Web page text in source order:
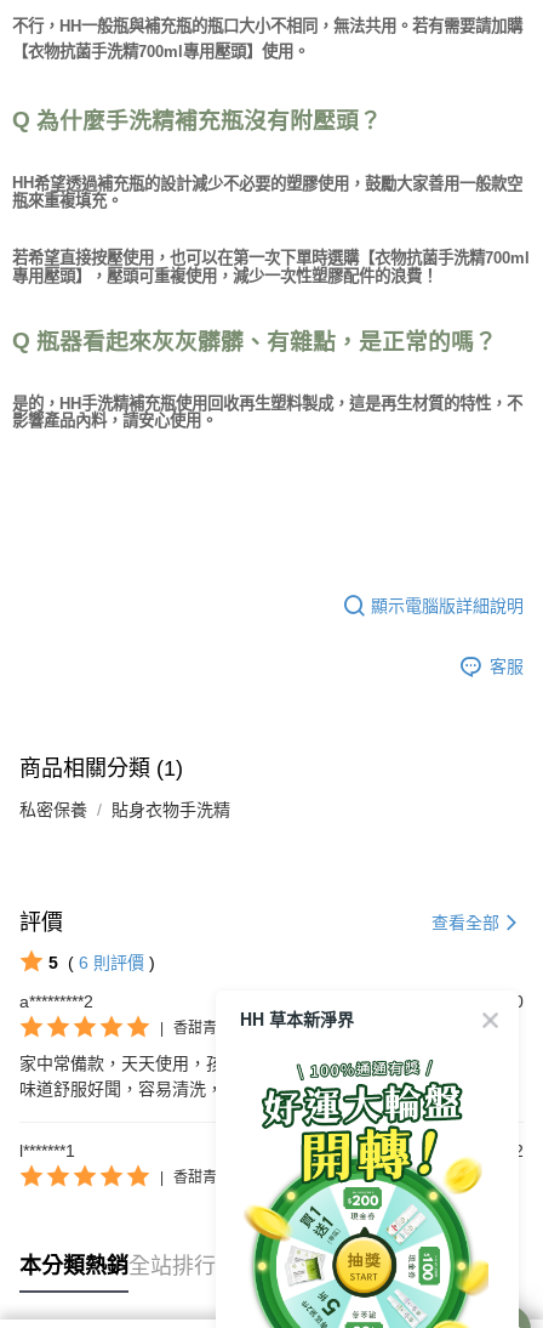
不行，HH一般瓶與補充瓶的瓶口大小不相同，無法共用。若有需要請加購
【衣物抗菌手洗精700ml專用壓頭】使用。
Q 為什麼手洗精補充瓶沒有附壓頭 ？
HH希望透過補充瓶的設計減少不必要的塑膠使用，鼓勵大家善用一般款空
瓶來重複填充。
若希望直接按壓使用，也可以在第一次下單時選購【衣物抗菌手洗精700ml
專用壓頭】，壓頭可重複使用，減少一次性塑膠配件的浪費！
Q 瓶器看起來灰灰髒髒、有雜點，是正常的嗎 ？
是的，HH手洗精補充瓶使用回收再生塑料製成，這是再生材質的特性，不
影響產品內料，請安心使用。
顯示電腦版詳細說明
客服
商品相關分類 (1)
私密保養 貼身衣物手洗精
評價 查看全部
5 ( 6 則評價 )
a*********2
2026/07/30
香甜青柚
家中常備款，天天使用，孩子習慣使用這組，也比較溫和不傷手，
味道舒服好聞，容易清洗，補充罐方便
l*******1 2026/07/22
香甜青柚
本分類熱銷全站排行
HH 草本新淨界